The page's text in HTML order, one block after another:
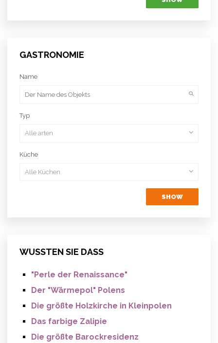
GASTRONOMIE
Name
Typ
Küche
WUSSTEN SIE DASS
"Perle der Renaissance"
Der "Wärmepol" Polens
Die größte Holzkirche in Kleinpolen
Das farbige Zalipie
Die größte Barockresidenz